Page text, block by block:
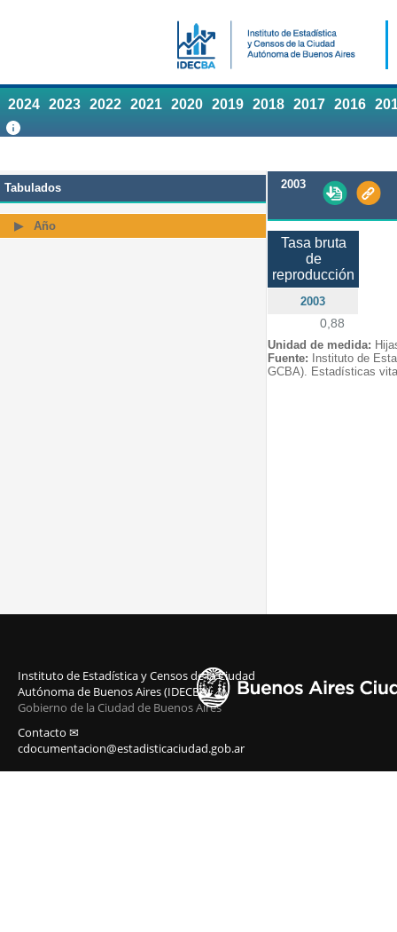
2024 2023 2022 2021 2020 2019 2018 2017 2016
Tabulados
Año
2003
Tasa bruta
de
reproducción
2003
0,88
Unidad de medida:
Fuente: Instituto de
GCBA). Estadísticas
Instituto de Estadística y Censos de la Ciudad
Autónoma de Buenos Aires (IDECBA)
Gobierno de la Ciudad de Buenos Aires
Contacto ✉
cdocumentacion@estadisticaciudad.gob.ar